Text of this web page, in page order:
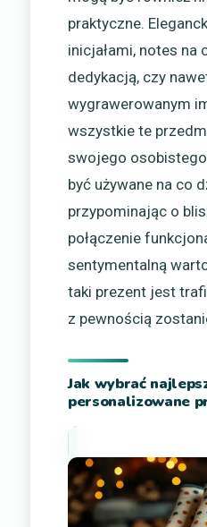
praktyczne.
inicjałami, notes na
dedykacją, czy
wygrawerowanym
wszystkie te
swojego
być używane na co
przypominając o
połączenie
sentymentalną
taki prezent jest
z pewnością
Jak wybrać
personalizowane